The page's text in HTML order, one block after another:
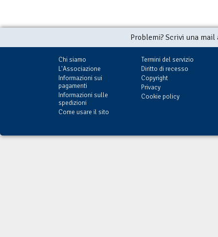
Problemi? Scrivi una
Chi siamo
L'Associazione
Informazioni sui
pagamenti
Informazioni sulle
spedizioni
Come usare il sito
Termini del servizio
Diritto di recesso
Copyright
Privacy
Cookie policy